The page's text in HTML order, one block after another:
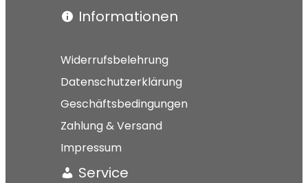
Informationen
Widerrufsbelehrung
Datenschutzerklärung
Geschäftsbedingungen
Zahlung & Versand
Impressum
Service